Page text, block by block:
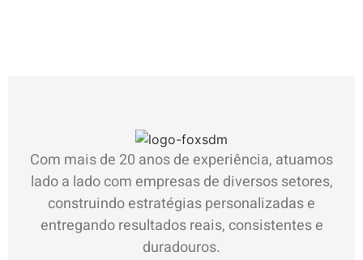
Com mais de 20 anos de experiência, atuamos
lado a lado com empresas de diversos setores,
construindo estratégias personalizadas e
entregando resultados reais, consistentes e
duradouros.